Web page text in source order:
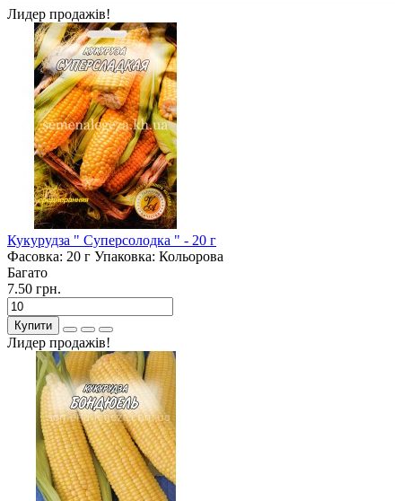
Лидер продажів!
Кукурудза " Суперсолодка " - 20 г
Фасовка: 20 г Упаковка: Кольорова
Багато
7.50 грн.
Купити
Лидер продажів!